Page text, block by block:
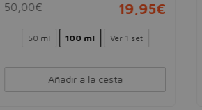
50,00€ 19,95€
50 ml 100 ml Ver 1 set
Añadir a la cesta